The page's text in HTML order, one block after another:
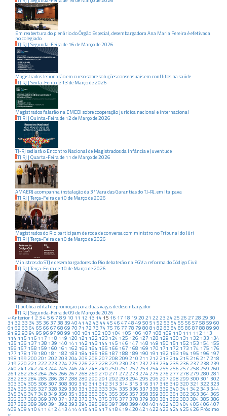
Em reabertura do plenário do Órgão Especial, desembargadora Ana Maria Pereira é efetivada
no colegiado
TJ RJ | Segunda-Feirade 16 de Marçode2026
Magistrados lecionarão em curso sobre soluções consensuais em conflitos na saúde
TJ RJ | Sexta-Feirade 13 de Marçode2026
Magistrados falarão na EMEDI sobre cooperação jurídica nacional e internacional
TJ RJ | Quinta-Feirade 12 de Marçode2026
TJ-RJ sediará o Encontro Nacional de Magistrados da Infância e Juventude
TJ RJ | Quarta-Feirade 11 de Marçode2026
AMAERJ acompanha instalação da 3ª Vara das Garantias do TJ-RJ, em Itaipava
TJ RJ | Terça-Feirade 10 de Marçode2026
Magistrados do Rio participam de roda de conversa com ministro no Tribunal do Júri
TJ RJ | Terça-Feirade 10 de Marçode2026
Ministros do STJ e desembargadores do Rio debaterão na FGV a reforma do Código Civil
TJ RJ | Terça-Feirade 10 de Marçode2026
TJ publica edital de promoção para duas vagas de desembargador
TJ RJ | Segunda-Feirade09 de Marçode2026
« Anterior 1 2 3 4 5 6 7 8 9 10 11 12 13 14 15 16 17 18 19 20 21 22 23 24 25 26 27 28 29 30
31 32 33 34 35 36 37 38 39 40 41 42 43 44 45 46 47 48 49 50 51 52 53 54 55 56 57 58 59 60
61 62 63 64 65 66 67 68 69 70 71 72 73 74 75 76 77 78 79 80 81 82 83 84 85 86 87 88 89 90
91 92 93 94 95 96 97 98 99 100 101 102 103 104 105 106 107 108 109 110 111 112 113
114 115 116 117 118 119 120 121 122 123 124 125 126 127 128 129 130 131 132 133 134
135 136 137 138 139 140 141 142 143 144 145 146 147 148 149 150 151 152 153 154 155
156 157 158 159 160 161 162 163 164 165 166 167 168 169 170 171 172 173 174 175 176
177 178 179 180 181 182 183 184 185 186 187 188 189 190 191 192 193 194 195 196 197
198 199 200 201 202 203 204 205 206 207 208 209 210 211 212 213 214 215 216 217 218
219 220 221 222 223 224 225 226 227 228 229 230 231 232 233 234 235 236 237 238 239
240 241 242 243 244 245 246 247 248 249 250 251 252 253 254 255 256 257 258 259 260
261 262 263 264 265 266 267 268 269 270 271 272 273 274 275 276 277 278 279 280 281
282 283 284 285 286 287 288 289 290 291 292 293 294 295 296 297 298 299 300 301 302
303 304 305 306 307 308 309 310 311 312 313 314 315 316 317 318 319 320 321 322 323
324 325 326 327 328 329 330 331 332 333 334 335 336 337 338 339 340 341 342 343 344
345 346 347 348 349 350 351 352 353 354 355 356 357 358 359 360 361 362 363 364 365
366 367 368 369 370 371 372 373 374 375 376 377 378 379 380 381 382 383 384 385 386
387 388 389 390 391 392 393 394 395 396 397 398 399 400 401 402 403 404 405 406 407
408 409 410 411 412 413 414 415 416 417 418 419 420 421 422 423 424 425 426 Próximo
»